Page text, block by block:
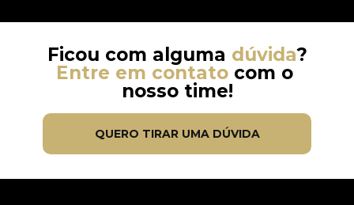
Ficou com alguma dúvida?
Entre em contato
com o
nosso time!
QUERO TIRAR UMA DÚVIDA